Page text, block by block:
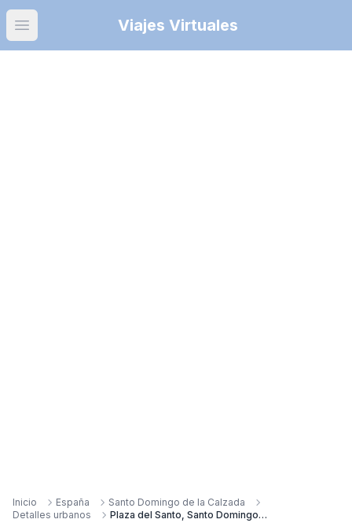
Open main menuViajes Virtuales
Inicio España
Santo Domingo de la Calzada
Detalles urbanos
Plaza del Santo, Santo Domingo de la Calzada (La Rioja)